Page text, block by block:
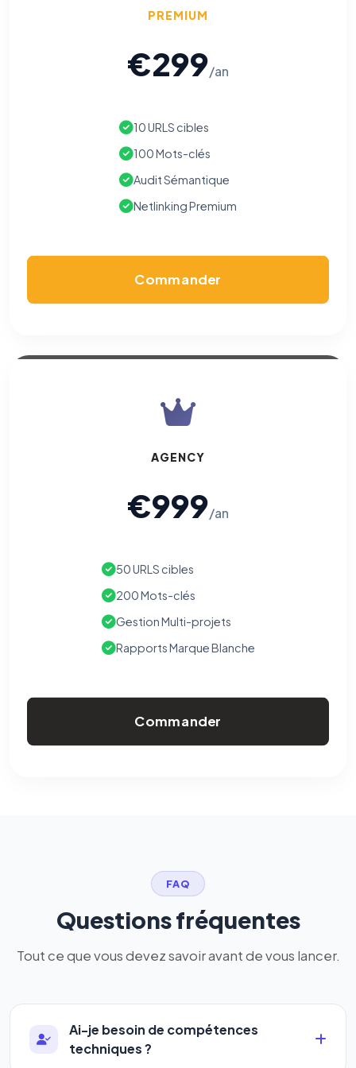
PREMIUM
€299/an
10 URLS cibles
100 Mots-clés
Audit Sémantique
Netlinking Premium
Commander
AGENCY
€999/an
50 URLS cibles
200 Mots-clés
Gestion Multi-projets
Rapports Marque Blanche
Commander
FAQ
Questions fréquentes
Tout ce que vous devez savoir avant de vous lancer.
Ai-je besoin de compétences
techniques ?